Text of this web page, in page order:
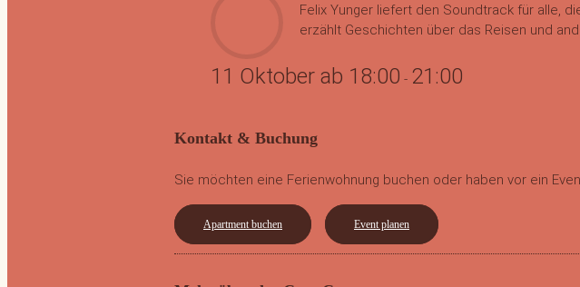
Felix Yunger liefert den Soundtrack für alle,
erzählt Geschichten über das Reisen und
11 Oktober ab 18:00 - 21:00
Kontakt & Buchung
Sie möchten eine Ferienwohnung buchen oder haben vor ein
Apartment buchen Event planen